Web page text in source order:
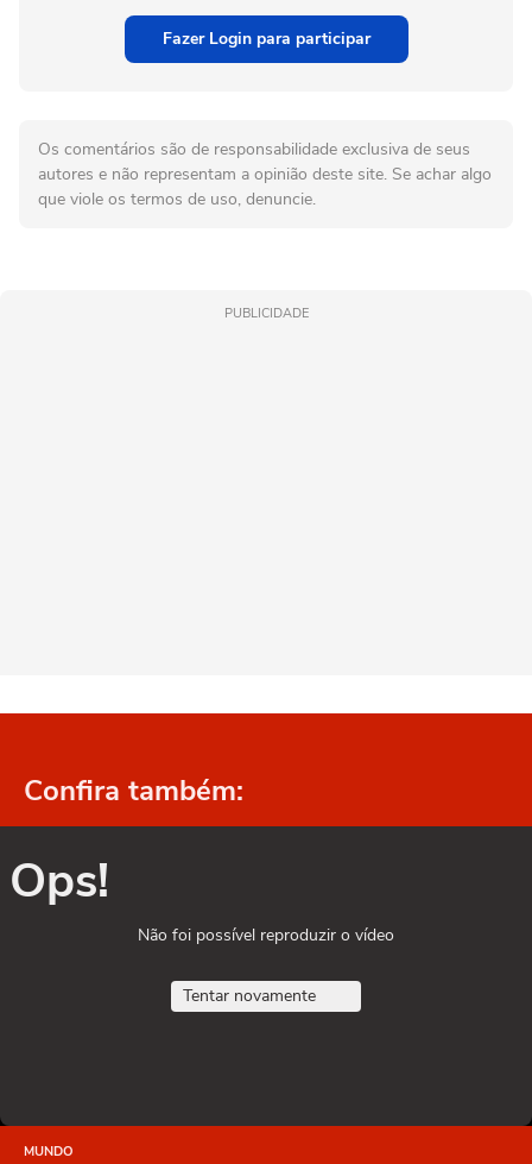
Fazer Login para participar
Os comentários são de responsabilidade exclusiva de seus
autores e não representam a opinião deste site. Se achar algo
que viole os termos de uso, denuncie.
PUBLICIDADE
Confira também:
Ops!
Não foi possível reproduzir o vídeo
Tentar novamente
MUNDO